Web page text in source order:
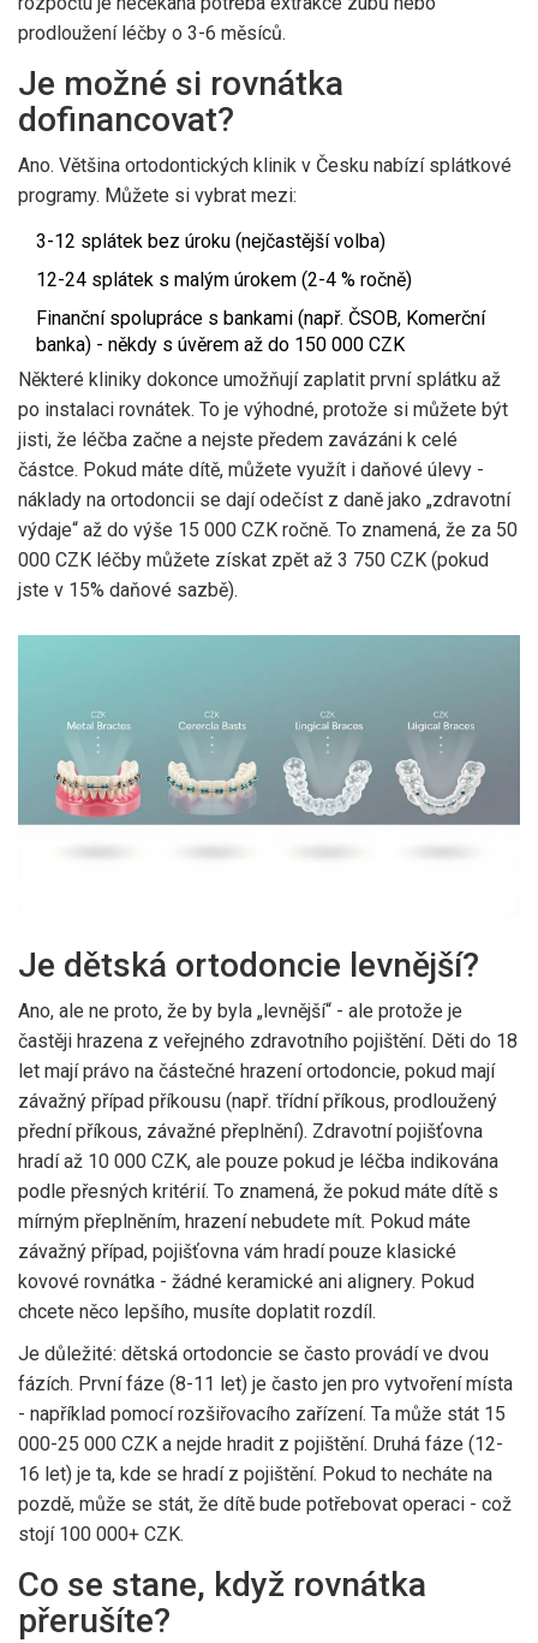
prodloužení léčby o 3-6 měsíců.
Je možné si rovnátka
dofinancovat?
Ano. Většina ortodontických klinik v Česku nabízí splátkové
programy. Můžete si vybrat mezi:
3-12 splátek bez úroku (nejčastější volba)
12-24 splátek s malým úrokem (2-4 % ročně)
Finanční spolupráce s bankami (např. ČSOB, Komerční
banka) - někdy s úvěrem až do 150 000 CZK
Některé kliniky dokonce umožňují zaplatit první splátku až
po instalaci rovnátek. To je výhodné, protože si můžete být
jisti, že léčba začne a nejste předem zavázáni k celé
částce. Pokud máte dítě, můžete využít i daňové úlevy -
náklady na ortodoncii se dají odečíst z daně jako „zdravotní
výdaje“ až do výše 15 000 CZK ročně. To znamená, že za 50
000 CZK léčby můžete získat zpět až 3 750 CZK (pokud
jste v 15% daňové sazbě).
Je dětská ortodoncie levnější?
Ano, ale ne proto, že by byla „levnější“ - ale protože je
častěji hrazena z veřejného zdravotního pojištění. Děti do 18
let mají právo na částečné hrazení ortodoncie, pokud mají
závažný případ příkousu (např. třídní příkous, prodloužený
přední příkous, závažné přeplnění). Zdravotní pojišťovna
hradí až 10 000 CZK, ale pouze pokud je léčba indikována
podle přesných kritérií. To znamená, že pokud máte dítě s
mírným přeplněním, hrazení nebudete mít. Pokud máte
závažný případ, pojišťovna vám hradí pouze klasické
kovové rovnátka - žádné keramické ani alignery. Pokud
chcete něco lepšího, musíte doplatit rozdíl.
Je důležité: dětská ortodoncie se často provádí ve dvou
fázích. První fáze (8-11 let) je často jen pro vytvoření místa
- například pomocí rozšiřovacího zařízení. Ta může stát 15
000-25 000 CZK a nejde hradit z pojištění. Druhá fáze (12-
16 let) je ta, kde se hradí z pojištění. Pokud to necháte na
pozdě, může se stát, že dítě bude potřebovat operaci - což
stojí 100 000+ CZK.
Co se stane, když rovnátka
přerušíte?